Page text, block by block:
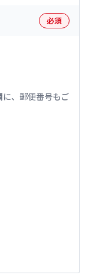
必須
、郵便番号もご